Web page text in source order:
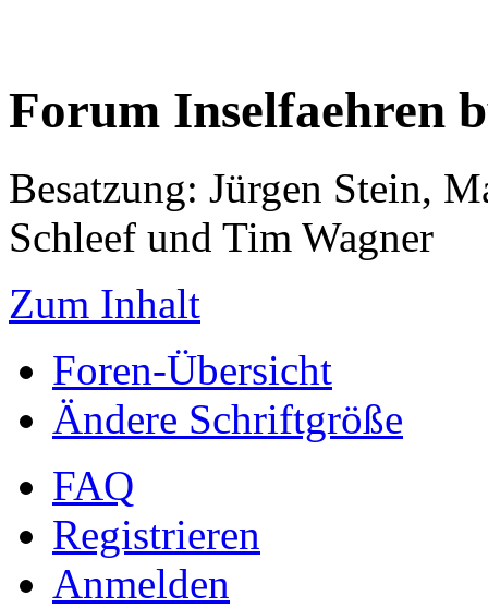
Forum Inselfaehren
Besatzung: Jürgen Stein,
Schleef und Tim Wagner
Zum Inhalt
Foren-Übersicht
Ändere Schriftgröße
FAQ
Registrieren
Anmelden